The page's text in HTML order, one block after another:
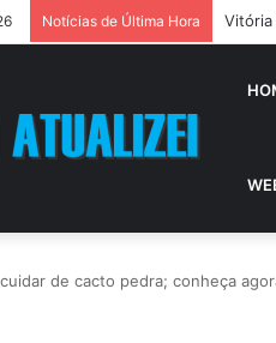
Notícias de Última Hora
de cacto pedra; conheça